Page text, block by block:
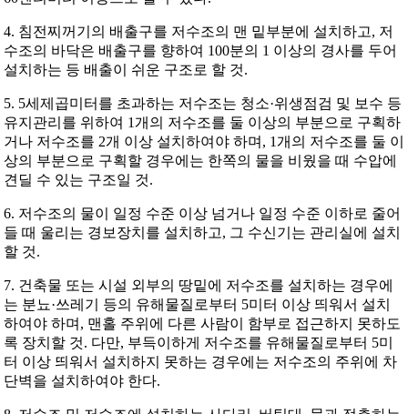
4. 침전찌꺼기의 배출구를 저수조의 맨 밑부분에 설치하고, 저
수조의 바닥은 배출구를 향하여 100분의 1 이상의 경사를 두어
설치하는 등 배출이 쉬운 구조로 할 것.
5. 5세제곱미터를 초과하는 저수조는 청소·위생점검 및 보수 등
유지관리를 위하여 1개의 저수조를 둘 이상의 부분으로 구획하
거나 저수조를 2개 이상 설치하여야 하며, 1개의 저수조를 둘 이
상의 부분으로 구획할 경우에는 한쪽의 물을 비웠을 때 수압에
견딜 수 있는 구조일 것.
6. 저수조의 물이 일정 수준 이상 넘거나 일정 수준 이하로 줄어
들 때 울리는 경보장치를 설치하고, 그 수신기는 관리실에 설치
할 것.
7. 건축물 또는 시설 외부의 땅밑에 저수조를 설치하는 경우에
는 분뇨·쓰레기 등의 유해물질로부터 5미터 이상 띄워서 설치
하여야 하며, 맨홀 주위에 다른 사람이 함부로 접근하지 못하도
록 장치할 것. 다만, 부득이하게 저수조를 유해물질로부터 5미
터 이상 띄워서 설치하지 못하는 경우에는 저수조의 주위에 차
단벽을 설치하여야 한다.